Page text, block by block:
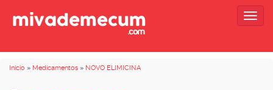
Inicio » Medicamentos » NOVO ELIMICINA